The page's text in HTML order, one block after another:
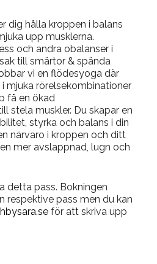
dig hålla kroppen i balans
upp musklerna.
och andra obalanser i
till smärtor & spända
vi en flödesyoga där
mjuka rörelsekombinationer
få en ökad
stela muskler. Du skapar en
styrka och balans i din
närvaro i kroppen och ditt
mer avslappnad, lugn och
detta pass. Bokningen
respektive pass men du kan
för att skriva upp